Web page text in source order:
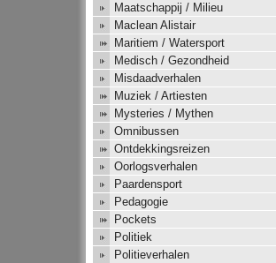
Maatschappij / Milieu
Maclean Alistair
Maritiem / Watersport
Medisch / Gezondheid
Misdaadverhalen
Muziek / Artiesten
Mysteries / Mythen
Omnibussen
Ontdekkingsreizen
Oorlogsverhalen
Paardensport
Pedagogie
Pockets
Politiek
Politieverhalen